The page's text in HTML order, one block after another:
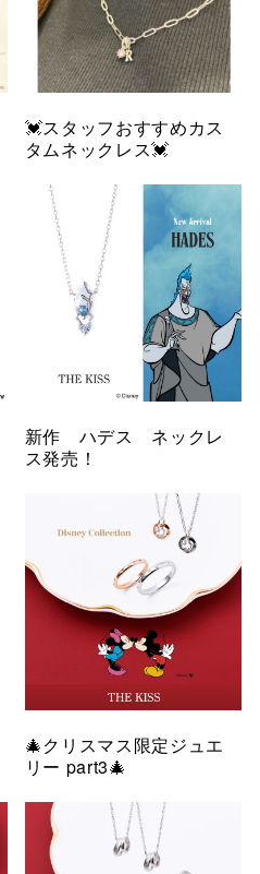
💓スタッフおすすめカス
タムネックレス💓
新作 ハデス ネックレ
ス発売！
🎄クリスマス限定ジュエ
リー part3🎄